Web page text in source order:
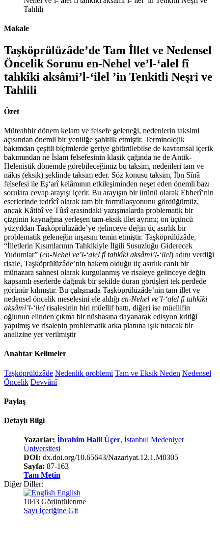
Tahlili
Makale
Taşköprülüzâde’de Tam İllet ve Nedensel
Öncelik Sorunu en-Nehel ve’l-‘alel fî
tahkîki aksâmi’l-‘ilel ’in Tenkitli Neşri ve
Tahlili
Özet
Müteahhir dönem kelam ve felsefe geleneği, nedenlerin taksimi
açısından önemli bir yeniliğe şahitlik etmiştir. Terminolojik
bakımdan çeşitli biçimlerde geriye götürülebilse de kavramsal içerik
bakımından ne İslam felsefesinin klasik çağında ne de Antik-
Helenistik dönemde görebileceğimiz bu taksim, nedenleri tam ve
nâkıs (eksik) şeklinde taksim eder. Söz konusu taksim, İbn Sînâ
felsefesi ile Eş‘arî kelâmının etkileşiminden neşet eden önemli bazı
sorulara cevap arayışı içerir. Bu arayışın bir ürünü olarak Ebherî’nin
eserlerinde tedrîcî olarak tam bir formülasyonunu gördüğümüz,
ancak Kâtibî ve Tûsî arasındaki yazışmalarda problematik bir
çizginin kaynağına yerleşen tam-eksik illet ayrımı; on üçüncü
yüzyıldan Taşköprülüzâde’ye gelinceye değin üç asırlık bir
problematik geleneğin inşasını temin etmiştir. Taşköprülüzâde,
“İlletlerin Kısımlarının Tahkikiyle İlgili Susuzluğu Giderecek
Yudumlar” (en-Nehel ve’l-‘alel fî tahkîki aksâmi’l-‘ilel) adını verdiği
risale, Taşköprülüzâde’nin hakem olduğu üç asırlık canlı bir
münazara sahnesi olarak kurgulanmış ve risaleye gelinceye değin
kapsamlı eserlerde dağınık bir şekilde duran görüşleri tek perdede
görünür kılmıştır. Bu çalışmada Taşköprülüzâde’nin tam illet ve
nedensel öncelik meselesini ele aldığı en-Nehel ve’l-‘alel fî tahkîki
aksâmi’l-‘ilel risalesinin biri müellif hattı, diğeri ise müellifin
oğlunun elinden çıkma bir nüshasına dayanarak edisyon kritiği
yapılmış ve risalenin problematik arka planına ışık tutacak bir
analizine yer verilmiştir
Anahtar Kelimeler
Taşköprülüzâde Nedenlik problemi Tam ve Eksik Neden Nedensel
Öncelik Devvânî
Paylaş
Detaylı Bilgi
Yazarlar: İbrahim Halil Üçer, İstanbul Medeniyet
Üniversitesi
DOI: dx.doi.org/10.65643/Nazariyat.12.1.M0305
Sayfa: 87-163
Tam Metin
Diğer Diller:
English
1043 Görüntülenme
Sayı İçeriğine Git